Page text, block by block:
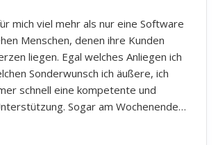
mich viel mehr als nur eine Software
Menschen, denen ihre Kunden
liegen. Egal welches Anliegen ich
Sonderwunsch ich äußere, ich
schnell eine kompetente und
Sogar am Wochenende
für mich erreichbar und hat sich Zeit